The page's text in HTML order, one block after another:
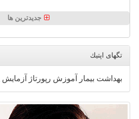
جدیدترین ها
تگهای اپتیك
بهداشت بیمار آموزش رپورتاژ آزمایش